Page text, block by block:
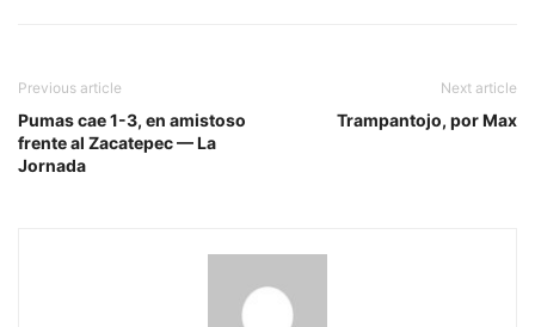
Previous article
Pumas cae 1-3, en amistoso
frente al Zacatepec — La
Jornada
Next article
Trampantojo, por Max